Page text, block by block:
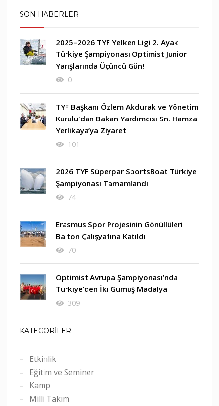
SON HABERLER
2025–2026 TYF Yelken Ligi 2. Ayak
Türkiye Şampiyonası Optimist Junior
Yarışlarında Üçüncü Gün!
0
TYF Başkanı Özlem Akdurak ve Yönetim
Kurulu'dan Bakan Yardımcısı Sn. Hamza
Yerlikaya’ya Ziyaret
101
2026 TYF Süperpar SportsBoat Türkiye
Şampiyonası Tamamlandı
74
Erasmus Spor Projesinin Gönüllüleri
Balton Çalışyatına Katıldı
70
Optimist Avrupa Şampiyonası’nda
Türkiye’den İki Gümüş Madalya
309
KATEGORİLER
Etkinlik
Eğitim ve Seminer
Kamp
Milli Takım